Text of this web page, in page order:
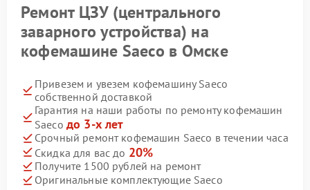
Ремонт ЦЗУ (центрального
заварного устройства) на
кофемашине Saeco в Омске
Привезем и увезем кофемашину Saeco
собственной доставкой
Гарантия на наши работы по ремонту кофемашин
Saeco до 3-х лет
Срочный ремонт кофемашин Saeco в течении часа
Скидка для вас до 20%
Получите 1500 рублей на ремонт
Оригинальные комплектующие Saeco